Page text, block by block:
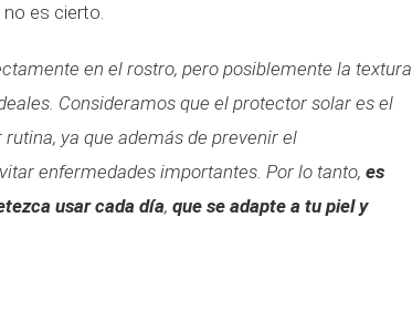
es cierto.
en el rostro, pero posiblemente la textura
Consideramos que el protector solar es el
ya que además de prevenir el
enfermedades importantes. Por lo tanto, es
usar cada día, que se adapte a tu piel y